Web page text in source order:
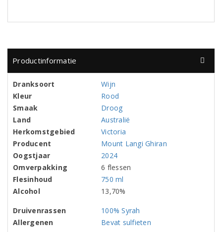
Productinformatie
Dranksoort
Wijn
Kleur
Rood
Smaak
Droog
Land
Australië
Herkomstgebied
Victoria
Producent
Mount Langi Ghiran
Oogstjaar
2024
Omverpakking
6 flessen
Flesinhoud
750 ml
Alcohol
13,70%
Druivenrassen
100% Syrah
Allergenen
Bevat sulfieten